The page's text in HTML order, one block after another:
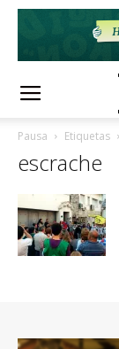
Pausa Etiquetas
escrache